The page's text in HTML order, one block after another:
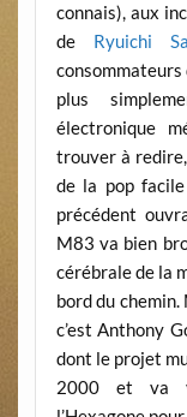
connais), aux
de Ryuichi
consommateurs
plus
électronique
trouver à
de la pop
précédent
M83 va bien
cérébrale de la
bord du
c’est Anthony
dont le projet
2000 et va